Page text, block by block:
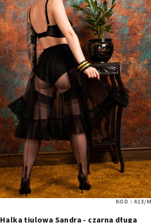
Halka tiulowa Sandra - czarna długa
KOD :413/